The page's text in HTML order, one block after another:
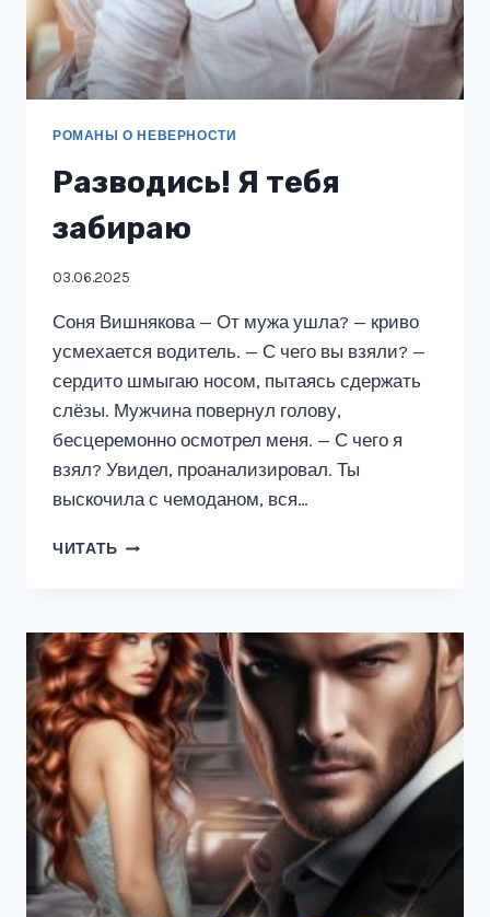
РОМАНЫ О НЕВЕРНОСТИ
Разводись! Я тебя
забираю
03.06.2025
Соня Вишнякова — От мужа ушла? — криво
усмехается водитель. — С чего вы взяли? —
сердито шмыгаю носом, пытаясь сдержать
слёзы. Мужчина повернул голову,
бесцеремонно осмотрел меня. — С чего я
взял? Увидел, проанализировал. Ты
выскочила с чемоданом, вся…
ЧИТАТЬ РАЗВОДИСЬ!